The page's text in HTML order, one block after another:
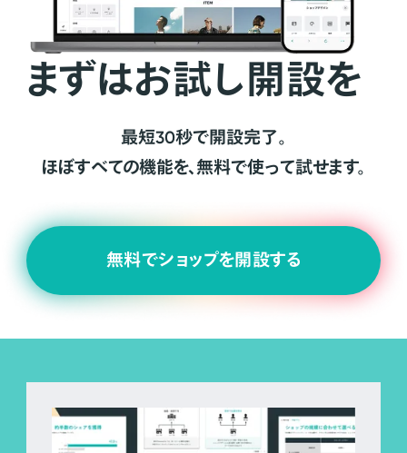
まずはお試し開設を
最短30秒で開設完了。
ほぼすべての機能を、無料で使って試せます。
無料でショップを開設する